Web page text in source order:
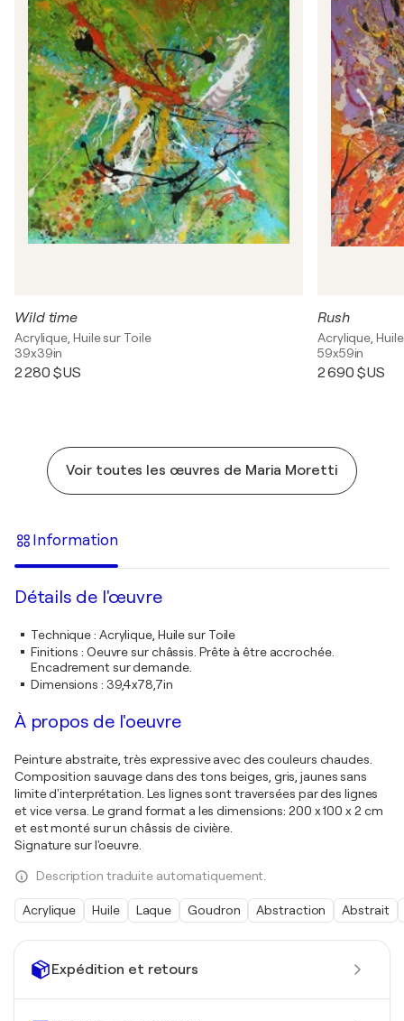
Expédition et retours
Wild time
Acrylique, Huile sur Toile
39x39in
2 280 $US
Rush
Acrylique,
59x59in
2 690 $US
Voir toutes les œuvres de Maria Moretti
Information
Détails de l'œuvre
Technique: Acrylique, Huile sur Toile
Finitions : Oeuvre sur châssis. Prête à être accrochée.
Encadrement sur demande.
Dimensions : 39,4x78,7in
À propos de l'oeuvre
Peinture abstraite, très expressive avec des couleurs chaudes.
Composition sauvage dans des tons beiges, gris, jaunes sans
limite d'interprétation. Les lignes sont traversées par des lignes
et vice versa. Le grand format a les dimensions: 200 x 100 x 2 cm
et est monté sur un châssis de civière.
Signature sur l'oeuvre.
Description traduite automatiquement.
Acrylique Huile Laque Goudron Abstraction Abstrait